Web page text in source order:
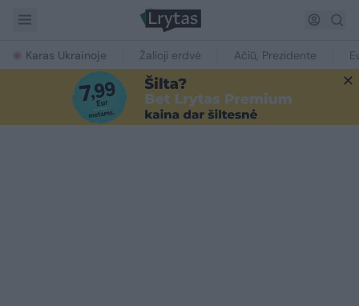
Karas Ukrainoje Žalioji erdvė Ačiū, Prezidente